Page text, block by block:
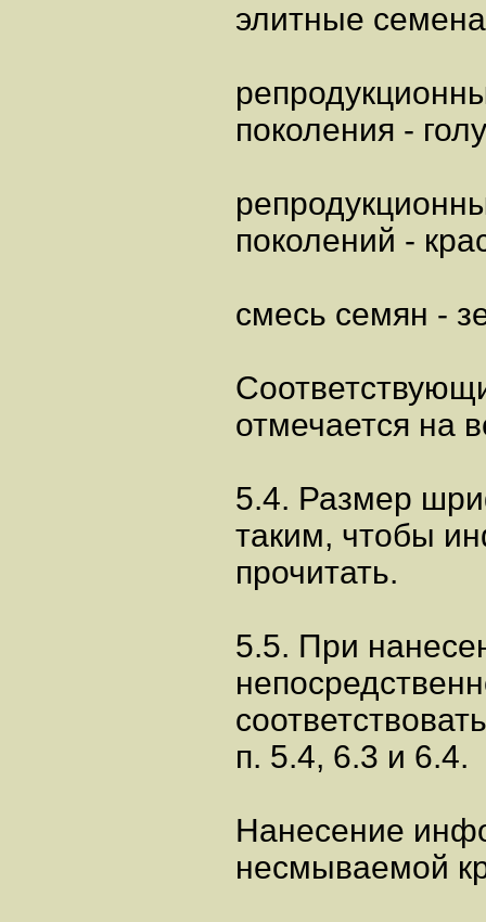
элитные
поколения -
поколений -
смесь семян -
отмечается на
5.4. Размер
таким, чтобы
прочитать.
5.5. При
п. 5.4, 6.3 и 6.4.
Нанесение
несмываемой